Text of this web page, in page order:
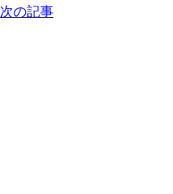
次の記事